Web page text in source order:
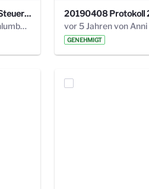
20190909 Protokoll 27. Steuerungskreis.pdf
vor 5 Jahren von Anni Schlumberger
GENEHMIGT